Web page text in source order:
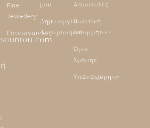
Fine
Jewellery
Επικοινωνία
μου
Δημιουργία
Λογαριασμού
Αποστολές
Πολιτική
Απορρήτου
Όροι
Χρήσης
Υπαναχώρηση